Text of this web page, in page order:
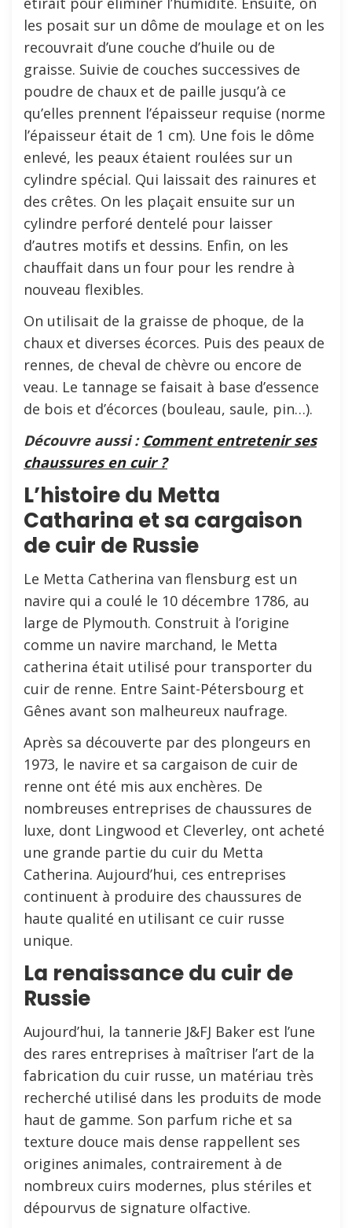
les posait sur un dôme de moulage et on les
recouvrait d’une couche d’huile ou de
graisse. Suivie de couches successives de
poudre de chaux et de paille jusqu’à ce
qu’elles prennent l’épaisseur requise (norme
l’épaisseur était de 1 cm). Une fois le dôme
enlevé, les peaux étaient roulées sur un
cylindre spécial. Qui laissait des rainures et
des crêtes. On les plaçait ensuite sur un
cylindre perforé dentelé pour laisser
d’autres motifs et dessins. Enfin, on les
chauffait dans un four pour les rendre à
nouveau flexibles.
On utilisait de la graisse de phoque, de la
chaux et diverses écorces. Puis des peaux de
rennes, de cheval de chèvre ou encore de
veau. Le tannage se faisait à base d’essence
de bois et d’écorces (bouleau, saule, pin…).
Découvre aussi : Comment entretenir ses
chaussures en cuir ?
L’histoire du Metta
Catharina et sa cargaison
de cuir de Russie
Le Metta Catherina van flensburg est un
navire qui a coulé le 10 décembre 1786, au
large de Plymouth. Construit à l’origine
comme un navire marchand, le Metta
catherina était utilisé pour transporter du
cuir de renne. Entre Saint-Pétersbourg et
Gênes avant son malheureux naufrage.
Après sa découverte par des plongeurs en
1973, le navire et sa cargaison de cuir de
renne ont été mis aux enchères. De
nombreuses entreprises de chaussures de
luxe, dont Lingwood et Cleverley, ont acheté
une grande partie du cuir du Metta
Catherina. Aujourd’hui, ces entreprises
continuent à produire des chaussures de
haute qualité en utilisant ce cuir russe
unique.
La renaissance du cuir de
Russie
Aujourd’hui, la tannerie J&FJ Baker est l’une
des rares entreprises à maîtriser l’art de la
fabrication du cuir russe, un matériau très
recherché utilisé dans les produits de mode
haut de gamme. Son parfum riche et sa
texture douce mais dense rappellent ses
origines animales, contrairement à de
nombreux cuirs modernes, plus stériles et
dépourvus de signature olfactive.